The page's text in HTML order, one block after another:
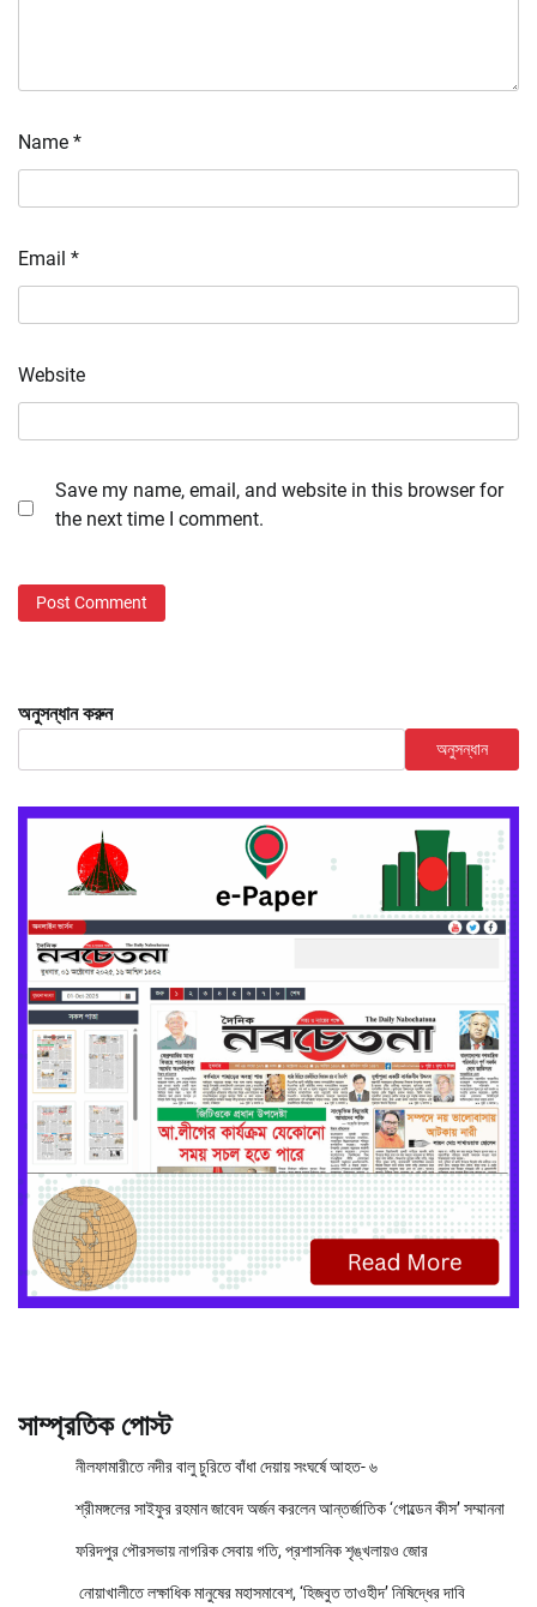
Name *
Email *
Website
Save my name, email, and website in this browser for
the next time I comment.
অনুসন্ধান করুন
অনুসন্ধান
সাম্প্রতিক পোস্ট
নীলফামারীতে নদীর বালু চুরিতে বাঁধা দেয়ায় সংঘর্ষে আহত- ৬
শ্রীমঙ্গলের সাইফুর রহমান জাবেদ অর্জন করলেন আন্তর্জাতিক ‘গোল্ডেন কীস’ সম্মাননা
ফরিদপুর পৌরসভায় নাগরিক সেবায় গতি, প্রশাসনিক শৃঙ্খলায়ও জোর
নোয়াখালীতে লক্ষাধিক মানুষের মহাসমাবেশ, ‘হিজবুত তাওহীদ’ নিষিদ্ধের দাবি